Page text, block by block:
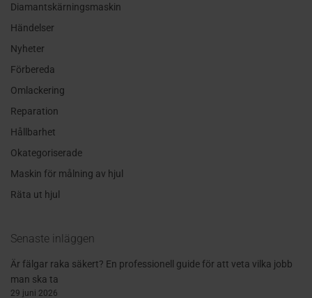
Diamantskärningsmaskin
Händelser
Nyheter
Förbereda
Omlackering
Reparation
Hållbarhet
Okategoriserade
Maskin för målning av hjul
Räta ut hjul
Senaste inläggen
Är fälgar raka säkert? En professionell guide för att veta vilka jobb
man ska ta
29 juni 2026